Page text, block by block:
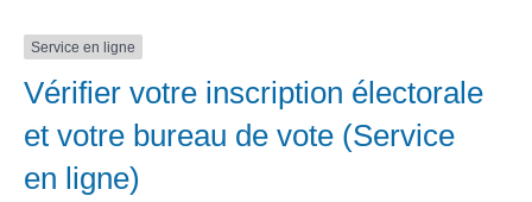
Service en ligne
Vérifier votre inscription électorale
et votre bureau de vote (Service
en ligne)